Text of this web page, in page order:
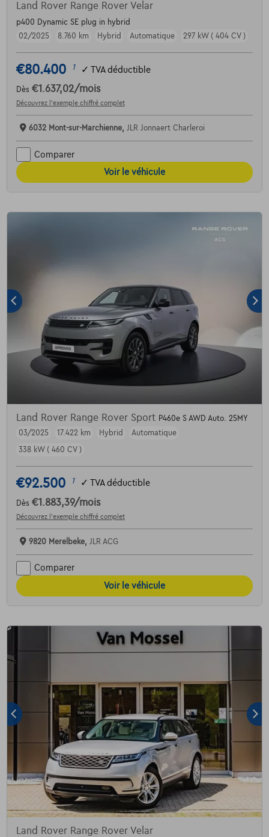
Land Rover Range Rover Velar
p400 Dynamic SE plug in hybrid
02/2025
8.760 km Hybrid Automatique 297 kW ( 404 CV )
€80.400 1 ✓ TVA déductible
Dès €1.637,02/mois
Découvrez l’exemple chiffré complet
6032 Mont-sur-Marchienne, JLR Jonnaert Charleroi
Comparer
Voir le véhicule
Land Rover Range Rover Sport P460e S AWD Auto. 25MY
03/2025
17.422 km Hybrid
Automatique
338 kW ( 460 CV )
€92.500 1 ✓ TVA déductible
Dès €1.883,39/mois
Découvrez l’exemple chiffré complet
9820 Merelbeke, JLR ACG
Comparer
Voir le véhicule
Land Rover Range Rover Velar